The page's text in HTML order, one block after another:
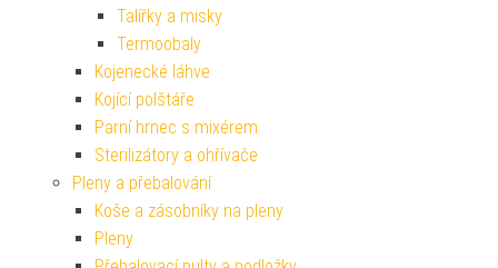
Talířky a misky
Termoobaly
Kojenecké láhve
Kojící polštáře
Parní hrnec s mixérem
Sterilizátory a ohřívače
Pleny a přebalování
Koše a zásobníky na pleny
Pleny